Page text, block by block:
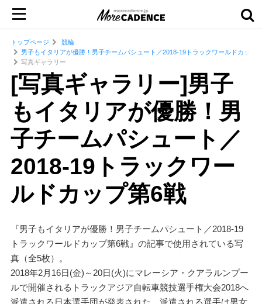
トップページ
競輪
男子もイタリアが優勝！男子チームパシュート／2018-19トラックワールドカップ
写真ギャラリー
[写真ギャラリー]男子
もイタリアが優勝！男
子チームパシュート／
2018-19トラックワー
ルドカップ第6戦
『男子もイタリアが優勝！男子チームパシュート／2018-19
トラックワールドカップ第6戦』の記事で使用されている写
真（全5枚）。
2018年2月16日(金)～20日(火)にマレーシア・クアラルンプー
ルで開催されるトラックアジア自転車競技選手権大会2018へ
派遣される日本選手団が発表された。派遣される選手は男女